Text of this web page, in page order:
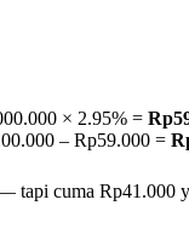
× 2.95% =
– Rp59.000 =
tapi cuma Rp41.000